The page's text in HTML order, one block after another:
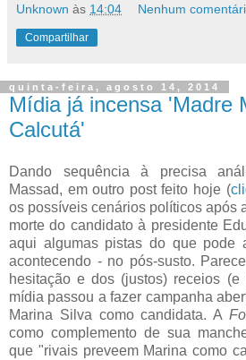
Unknown às 14:04 Nenhum
Compartilhar
quinta-feira, agosto 14, 2014
Mídia já incensa 'Madre
Calcutá'
Dando sequência à precisa
Massad, em outro post feito hoje (
os possíveis cenários políticos após
morte do candidato à presidente
aqui algumas pistas do que pode
acontecendo - no pós-susto.
hesitação e dos (justos) receios
mídia passou a fazer campanha
Marina Silva como candidata. A
como complemento de sua
que "rivais preveem Marina como